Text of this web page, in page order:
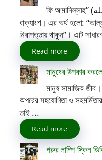
ফি আমানিল্লাহ” (في أمان الله) একটি আরবি
বাক্যাংশ। এর অর্থ হলো:
নিরাপত্তায় থাকুন”। এটি
Read more
মানুষের উপকার
মানুষ সামাজিক
অপরের সহযোগিতা ও
তাই ...
Read more
গরুর লাম্পি স্কিন